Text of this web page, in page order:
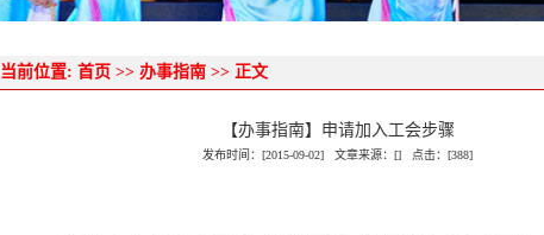
当前位置: 首页 >> 办事指南 >> 正文
【办事指南】申请加入工会步骤
发布时间：[2015-09-02] 文章来源：[] 点击：[388]